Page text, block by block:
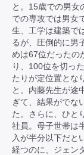
と。15歳での男女
での専攻では男女
生、工学は建築で
るが、圧倒的に男
めは67位だったの
り、100位を切っ
たりが定位置とな
と。内藤先生が途
ぎて、結果がでな
た。さらに、ひと
社員。母子世帯は
入が半分以下だと
経つのに、ジェン